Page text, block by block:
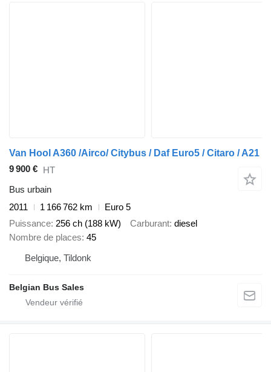
Van Hool A360 /Airco/ Citybus / Daf Euro5 / Citaro / A21
9 900 € HT
Bus urbain
2011
1 166 762 km
Euro 5
Puissance 256 ch (188 kW) Carburant diesel
Nombre de places 45
Belgique, Tildonk
Belgian Bus Sales